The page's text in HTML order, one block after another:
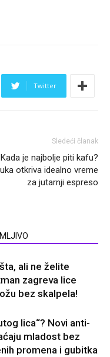
Twitter
Sledeći članak
Kada je najbolje piti kafu?
otkriva idealno vreme
za jutarnji espreso
ali ne želite
zagreva lice
bez skalpela!
lica“? Novi anti-
mladost bez
promena i gubitka